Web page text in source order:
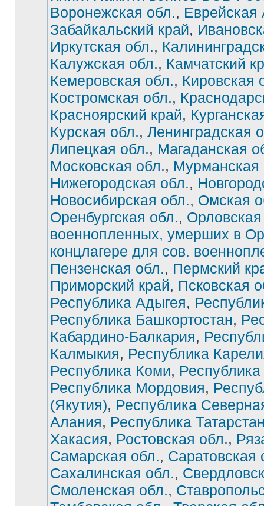
Нет
непрочитанных
сообщений
Воронежская обл.,
Забайкальский край,
Иркутская обл.,
Калужская обл., Камчатский
Кемеровская обл., Кировская
Костромская обл.,
Красноярский край,
Курская обл., Ленинградская
Липецкая обл., Магаданская
Московская обл., Мурманская
Нижегородская обл.,
Новосибирская обл., Омская
Оренбургская обл.,
военнопленных, умерших в
концлагере для сов.
Пензенская обл., Пермский
Приморский край, Псковская
Республика Адыгея,
Республика Башкортостан,
Кабардино-Балкария,
Калмыкия, Республика
Республика Коми,
Республика Мордовия,
(Якутия), Республика
Алания, Республика
Хакасия, Ростовская обл.,
Самарская обл., Саратовская
Сахалинская обл.,
Смоленская обл.,